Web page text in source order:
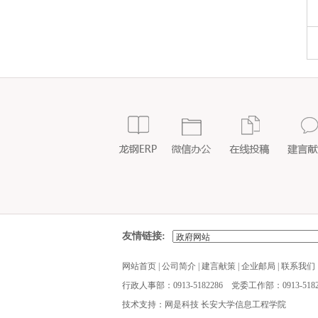
友情链接:
网站首页 公司简介 建言献策 企业邮局
联系我们
行政人事部：0913-5182286 党委工作部：0913-
技术支持：网是科技 长安大学信息工程学院